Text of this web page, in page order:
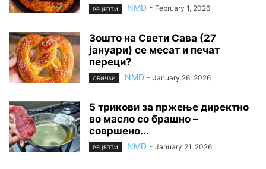
РЕЦЕПТИ NMD - February 1, 2026
Зошто на Свети Сава (27
јануари) се месат и печат
переци?
ОБИЧАИ NMD - January 26, 2026
5 трикови за пржење директно
во масло со брашно –
совршено...
РЕЦЕПТИ NMD - January 21, 2026